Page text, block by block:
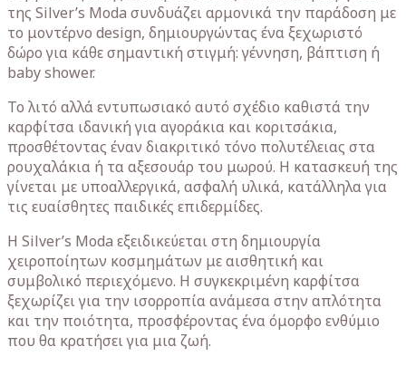
της Silver’s Moda συνδυάζει αρμονικά την παράδοση με
το μοντέρνο design, δημιουργώντας ένα ξεχωριστό
δώρο για κάθε σημαντική στιγμή: γέννηση, βάπτιση ή
baby shower.
Το λιτό αλλά εντυπωσιακό αυτό σχέδιο καθιστά την
καρφίτσα ιδανική για αγοράκια και κοριτσάκια,
προσθέτοντας έναν διακριτικό τόνο πολυτέλειας στα
ρουχαλάκια ή τα αξεσουάρ του μωρού. Η κατασκευή της
γίνεται με υποαλλεργικά, ασφαλή υλικά, κατάλληλα για
τις ευαίσθητες παιδικές επιδερμίδες.
Η Silver’s Moda εξειδικεύεται στη δημιουργία
χειροποίητων κοσμημάτων με αισθητική και
συμβολικό περιεχόμενο. Η συγκεκριμένη καρφίτσα
ξεχωρίζει για την ισορροπία ανάμεσα στην απλότητα
και την ποιότητα, προσφέροντας ένα όμορφο ενθύμιο
που θα κρατήσει για μια ζωή.